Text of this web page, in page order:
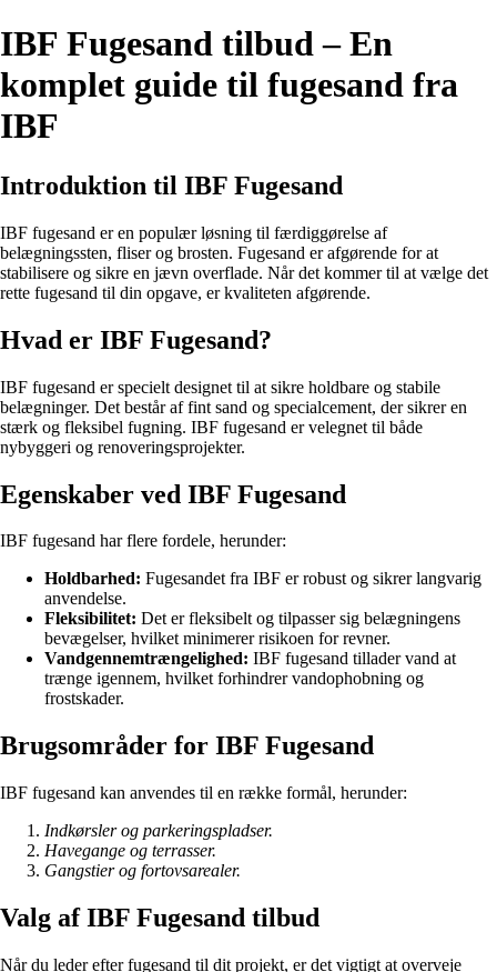
IBF Fugesand tilbud – En
komplet guide til fugesand fra
IBF
Introduktion til IBF Fugesand
IBF fugesand er en populær løsning til færdiggørelse af
belægningssten, fliser og brosten. Fugesand er afgørende for at
stabilisere og sikre en jævn overflade. Når det kommer til at vælge det
rette fugesand til din opgave, er kvaliteten afgørende.
Hvad er IBF Fugesand?
IBF fugesand er specielt designet til at sikre holdbare og stabile
belægninger. Det består af fint sand og specialcement, der sikrer en
stærk og fleksibel fugning. IBF fugesand er velegnet til både
nybyggeri og renoveringsprojekter.
Egenskaber ved IBF Fugesand
IBF fugesand har flere fordele, herunder:
Holdbarhed: Fugesandet fra IBF er robust og sikrer langvarig
anvendelse.
Fleksibilitet: Det er fleksibelt og tilpasser sig belægningens
bevægelser, hvilket minimerer risikoen for revner.
Vandgennemtrængelighed: IBF fugesand tillader vand at
trænge igennem, hvilket forhindrer vandophobning og
frostskader.
Brugsområder for IBF Fugesand
IBF fugesand kan anvendes til en række formål, herunder:
Indkørsler og parkeringspladser.
Havegange og terrasser.
Gangstier og fortovsarealer.
Valg af IBF Fugesand tilbud
Når du leder efter fugesand til dit projekt, er det vigtigt at overveje